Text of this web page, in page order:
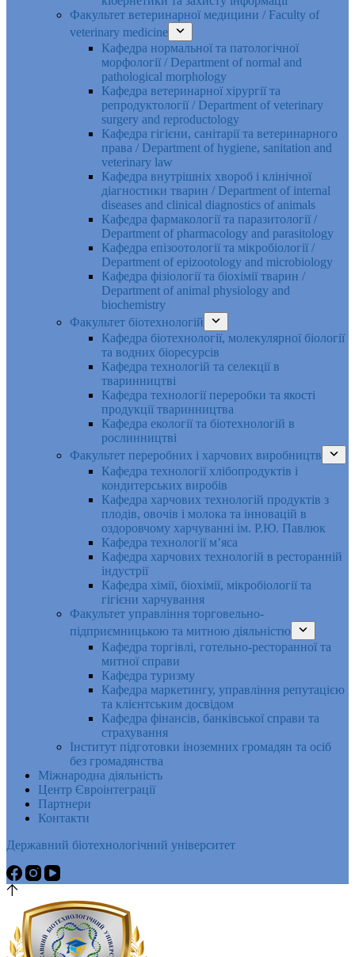
Факультет ветеринарної медицини / Faculty of
veterinary medicine
Кафедра нормальної та патологічної
морфології / Department of normal and
pathological morphology
Кафедра ветеринарної хірургії та
репродуктології / Department of veterinary
surgery and reproductology
Кафедра гігієни, санітарії та ветеринарного
права / Department of hygiene, sanitation and
veterinary law
Кафедра внутрішніх хвороб і клінічної
діагностики тварин / Department of internal
diseases and clinical diagnostics of animals
Кафедра фармакології та паразитології /
Department of pharmacology and parasitology
Кафедра епізоотології та мікробіології /
Department of epizootology and microbiology
Кафедра фізіології та біохімії тварин /
Department of animal physiology and
biochemistry
Факультет біотехнологій
Кафедра біотехнології, молекулярної біології
та водних біоресурсів
Кафедра технологій та селекції в
тваринництві
Кафедра технології переробки та якості
продукції тваринництва
Кафедра екології та біотехнологій в
рослинництві
Факультет переробних і харчових виробництв
Кафедра технології хлібопродуктів і
кондитерських виробів
Кафедра харчових технологій продуктів з
плодів, овочів і молока та інновацій в
оздоровчому харчуванні ім. Р.Ю. Павлюк
Кафедра технології м’яса
Кафедра харчових технологій в ресторанній
індустрії
Кафедра хімії, біохімії, мікробіології та
гігієни харчування
Факультет управління торговельно-
підприємницькою та митною діяльністю
Кафедра торгівлі, готельно-ресторанної та
митної справи
Кафедра туризму
Кафедра маркетингу, управління репутацією
та клієнтським досвідом
Кафедра фінансів, банківської справи та
страхування
Інститут підготовки іноземних громадян та осіб
без громадянства
Міжнародна діяльність
Центр Євроінтеграції
Партнери
Контакти
Державний біотехнологічний університет